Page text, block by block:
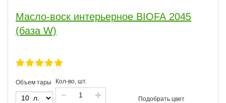
Масло-воск интерьерное BIOFA 2045
(база W)
Объем тары Кол-во, шт.